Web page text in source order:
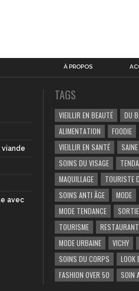
À PROPOS
avec
TAGS
VIEILLIR EN BEAUTÉ
DU
ALIMENTATION
FOODIE
VIEILLIR EN SANTÉ
SOINS DU VISAGE
MAQUILLAGE
TOURISTE
SOINS ANTI ÂGE
MODE
MODE TENDANCE
SORTIE
TOURISME
RESTAURANT
MODE URBAINE
VICHY
SOINS DU CORPS
LOOK
FASHION OVER 50
SOIN